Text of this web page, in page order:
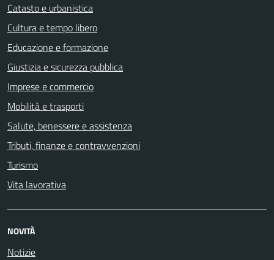
Catasto e urbanistica
Cultura e tempo libero
Educazione e formazione
Giustizia e sicurezza pubblica
Imprese e commercio
Mobilità e trasporti
Salute, benessere e assistenza
Tributi, finanze e contravvenzioni
Turismo
Vita lavorativa
NOVITÀ
Notizie